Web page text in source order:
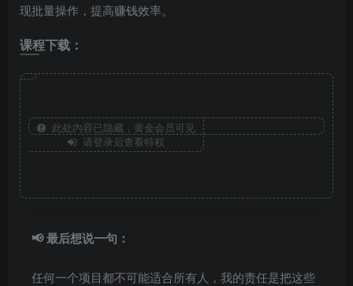
现批量操作，提高赚钱效率。
课程下载：
此处内容已隐藏，黄金会员可见
请登录后查看特权
📢 最后想说一句：
任何一个项目都不可能适合所有人，我的责任是把这些